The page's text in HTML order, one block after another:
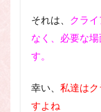
それは、 クラ
なく、必要な
す。
幸い、 私達は
すよね